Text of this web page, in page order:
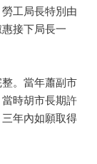
工局長特別由
接下局長一
。當年蕭副市
時胡市長期許
年內如願取得